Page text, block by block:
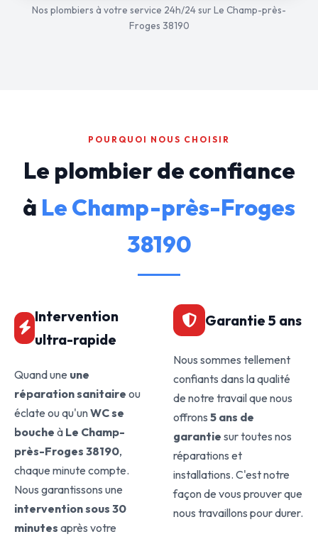
Nos plombiers à votre service 24h/24 sur Le Champ-près-
Froges 38190
POURQUOI NOUS CHOISIR
Le plombier de confiance
à Le Champ-près-Froges
38190
Intervention
ultra-rapide
Quand une une
réparation sanitaire ou
éclate ou qu'unWC se
bouche à Le Champ-
près-Froges 38190,
chaque minute compte.
Nous garantissons une
intervention sous 30
minutes après votre
Garantie 5 ans
Nous sommes tellement
confiants dans la qualité
de notre travail que nous
offrons 5 ans de
garantie sur toutes nos
réparations et
installations. C'est notre
façon de vous prouver que
nous travaillons pour durer.